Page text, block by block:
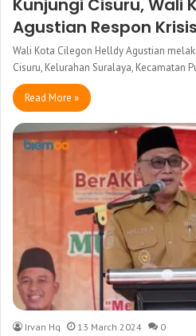
Kunjungi Cisuru, Wali
Agustian Respon
Wali Kota Cilegon Helldy Agustian
Cisuru, Kelurahan Suralaya, Kecamatan
Read More »
Irvan Hq 13 March 2024 0